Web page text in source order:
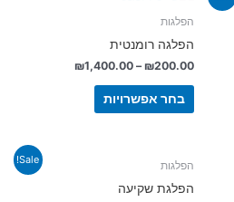
הפלגות
הפלגה רומנטית
₪200.00
–
₪1,400.00
בחר אפשרויות
Sale!
הפלגות
הפלגת שקיעה